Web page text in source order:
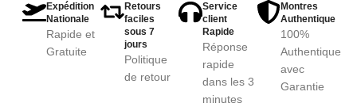
Expédition
Nationale
Rapide et
Gratuite
Retours
faciles
sous 7
jours
Politique
de retour
Service
client
Rapide
Réponse
rapide
dans les 3
minutes
Montres
Authentique
100%
Authentique
avec
Garantie